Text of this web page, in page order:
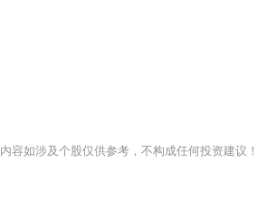
内容如涉及个股仅供参考，不构成任何投资建议